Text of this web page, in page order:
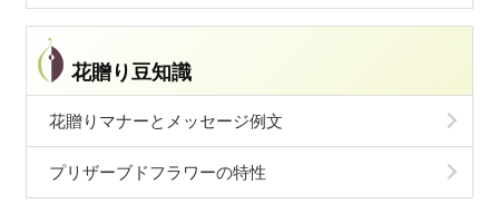
花贈り豆知識
花贈りマナーとメッセージ例文
プリザーブドフラワーの特性